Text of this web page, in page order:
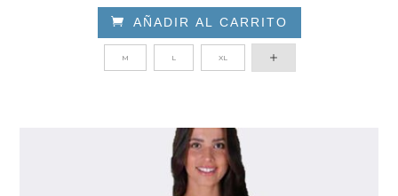
 AÑADIR AL CARRITO
Este
producto
variantes.
Las
opciones
M L XL